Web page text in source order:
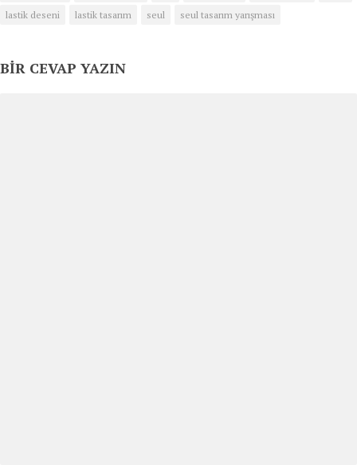
lastik deseni lastik tasarım seul seul tasarım yarışması
BIR CEVAP YAZIN